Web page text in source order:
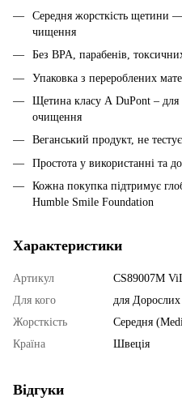
Середня жорсткість щетини
чищення
Без BPA, парабенів,
Упаковка з перероблених
Щетина класу А DuPont – для
очищення
Веганський продукт, не
Простота у використанні та
Кожна покупка підтримує
Humble Smile Foundation
Характеристики
Артикул
CS89007M
Для кого
для Дорослих
Жорсткість
Середня
Країна
Швеція
Відгуки